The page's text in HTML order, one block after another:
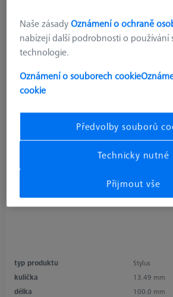
typ produktu
Stylus
kulička
13.49 mm
délka
100.0 mm
Naše zásadyOznámení o ochraně
nabízejí další podrobnosti o používání
technologie.
Oznámení o souborech cookie
cookie
Předvolby souborů
Technicky nutné
Přijmout vše